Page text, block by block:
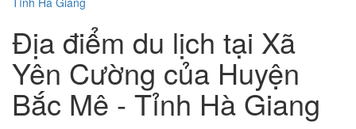
Địa điểm du lịch tại Xã
Yên Cường của Huyện
Bắc Mê - Tỉnh Hà Giang